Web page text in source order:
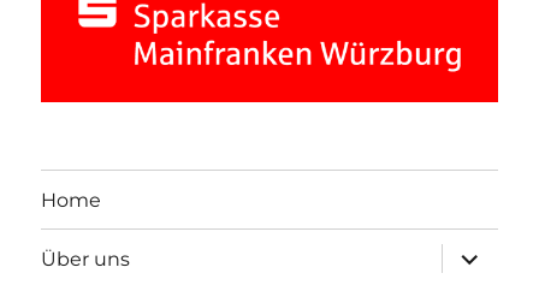
Home
Über uns
öffnen